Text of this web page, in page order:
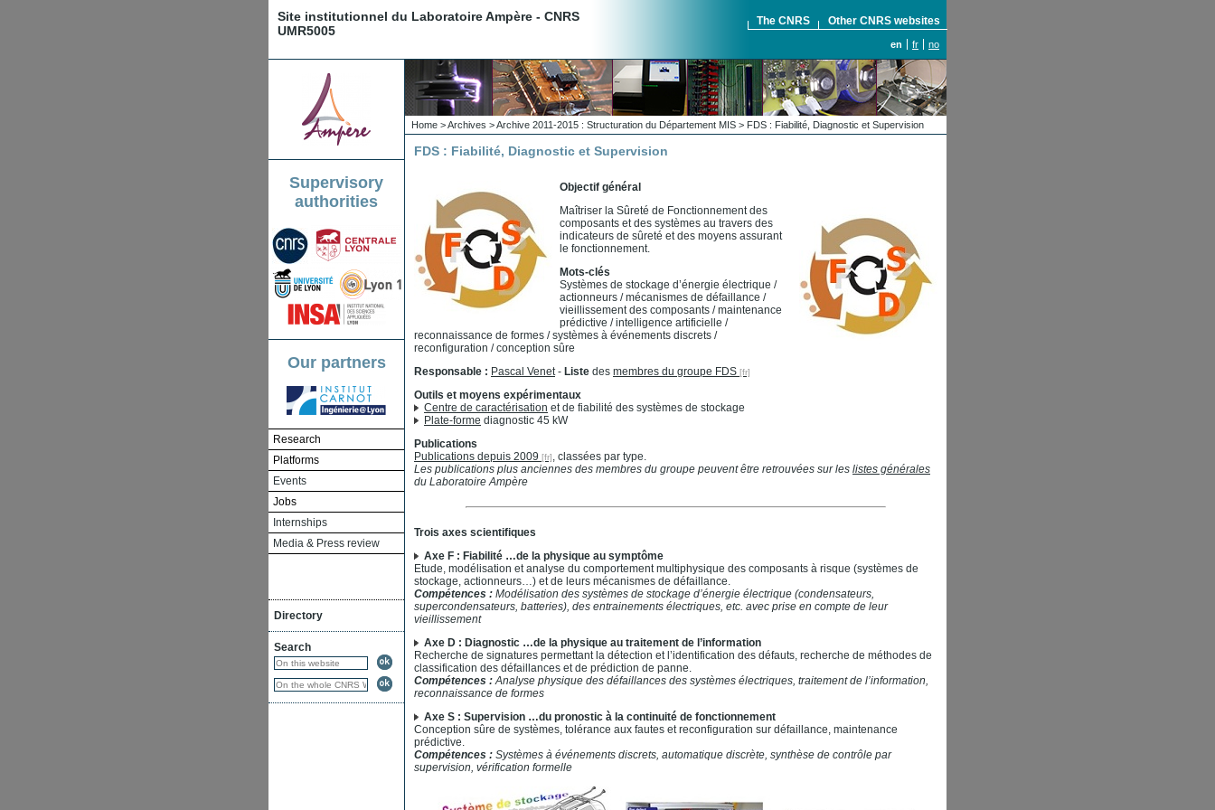
Site institutionnel du Laboratoire Ampère - CNRS
UMR5005
The CNRS Other CNRS websites
en fr no
Supervisory
authorities
Our partners
Research
Platforms
Events
Jobs
Internships
Media & Press review
Directory
Search
Home >Archives >Archive 2011-2015 : Structuration du Département MIS > FDS : Fiabilité, Diagnostic et Supervision
FDS : Fiabilité, Diagnostic et Supervision
Objectif général
Maîtriser la Sûreté de Fonctionnement des
composants et des systèmes au travers des
indicateurs de sûreté et des moyens assurant
le fonctionnement.
Mots-clés
Systèmes de stockage d’énergie électrique /
actionneurs / mécanismes de défaillance /
vieillissement des composants / maintenance
prédictive / intelligence artificielle /
reconnaissance de formes / systèmes à événements discrets /
reconfiguration / conception sûre
Responsable : Pascal Venet- Liste des membres du groupe FDS
Outils et moyens expérimentaux
Centre de caractérisation et de fiabilité des systèmes de stockage
Plate-forme diagnostic 45 kW
Publications
Publications depuis 2009
, classées par type.
Les publications plus anciennes des membres du groupe peuvent être retrouvées sur les listes générales
du Laboratoire Ampère
Trois axes scientifiques
Axe F : Fiabilité …de la physique au symptôme
Etude, modélisation et analyse du comportement multiphysique des composants à risque (systèmes de
stockage, actionneurs…) et de leurs mécanismes de défaillance.
Compétences : Modélisation des systèmes de stockage d’énergie électrique (condensateurs,
supercondensateurs, batteries), des entrainements électriques, etc. avec prise en compte de leur
vieillissement
Axe D : Diagnostic …de la physique au traitement de l’information
Recherche de signatures permettant la détection et l’identification des défauts, recherche de méthodes de
classification des défaillances et de prédiction de panne.
Compétences :Analyse physique des défaillances des systèmes électriques, traitement de l’information,
reconnaissance de formes
Axe S : Supervision …du pronostic à la continuité de fonctionnement
Conception sûre de systèmes, tolérance aux fautes et reconfiguration sur défaillance, maintenance
prédictive.
Compétences : Systèmes à événements discrets, automatique discrète, synthèse de contrôle par
supervision, vérification formelle